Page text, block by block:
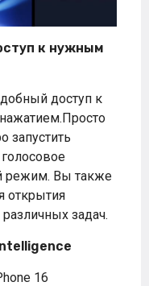
к нужным
доступ к
запустить
режим. Вы также
открытия
задач.
16